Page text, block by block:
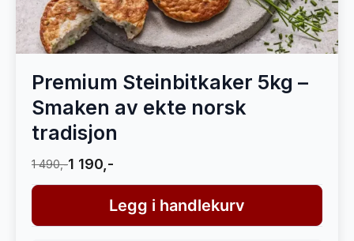
Premium Steinbitkaker 5kg –
Smaken av ekte norsk
tradisjon
1 490,-1 190,-
Legg i handlekurv